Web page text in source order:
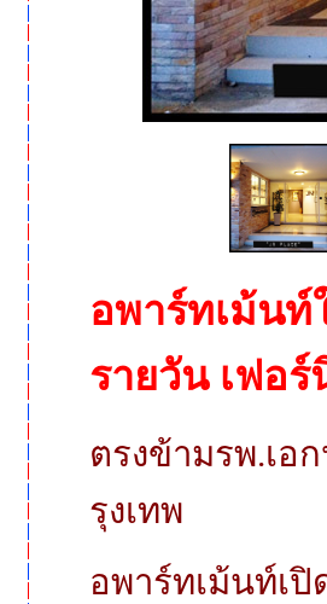
อพาร์ทเม้นท์
รายวัน เฟอ
ตรงข้ามรพ.เอ
รุงเทพ
อพาร์ทเม้นท์เ